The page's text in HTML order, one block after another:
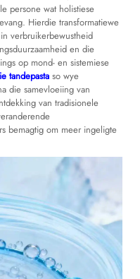
persone wat holistiese
Hierdie transformatiewe
verbruikerbewustheid
en die
op mond- en sistemiese
tandepasta so wye
die samevloeiing van
van tradisionele
bemagtig om meer ingeligte